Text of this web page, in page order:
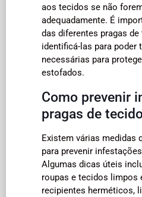
aos tecidos se não
adequadamente. É
das diferentes pragas
identificá-las para poder
necessárias para
estofados.
Como prevenir
pragas de
Existem várias medidas
para prevenir
Algumas dicas úteis
roupas e tecidos limpos
recipientes herméticos,